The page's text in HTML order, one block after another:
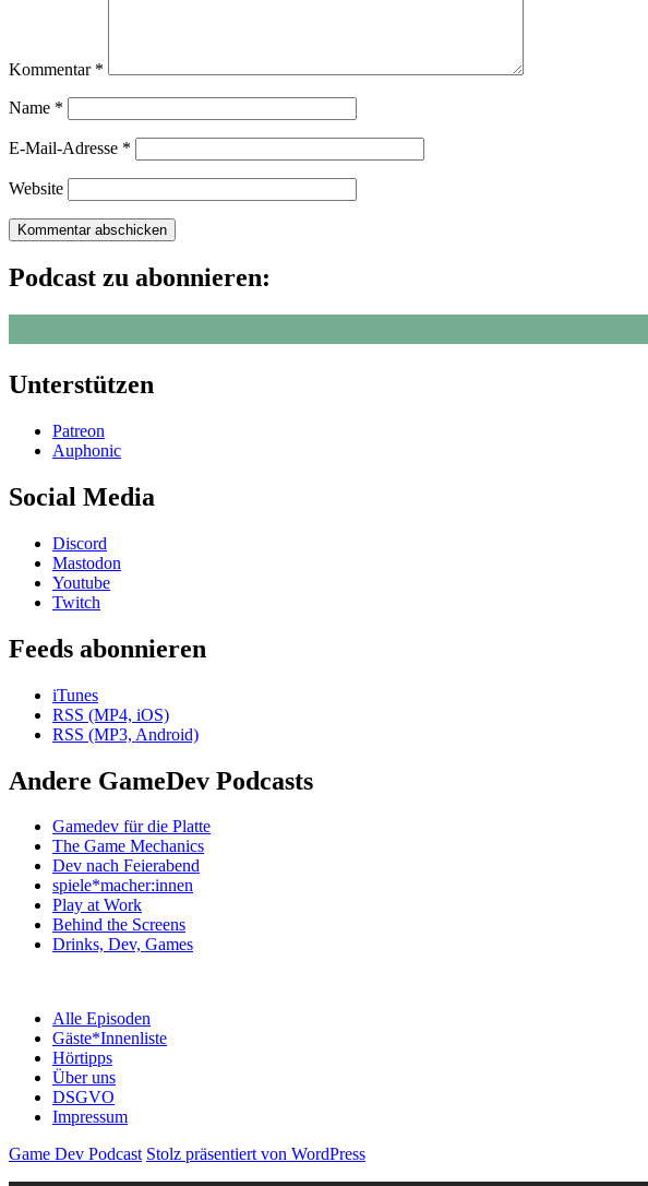
Kommentar *
Name *
E-Mail-Adresse *
Website
Podcast zu abonnieren:
Unterstützen
Patreon
Auphonic
Social Media
Discord
Mastodon
Youtube
Twitch
Feeds abonnieren
iTunes
RSS (MP4, iOS)
RSS (MP3, Android)
Andere GameDev Podcasts
Gamedev für die Platte
The Game Mechanics
Dev nach Feierabend
spiele*macher:innen
Play at Work
Behind the Screens
Drinks, Dev, Games
Alle Episoden
Gäste*Innenliste
Hörtipps
Über uns
DSGVO
Impressum
Game Dev Podcast Stolz präsentiert von WordPress